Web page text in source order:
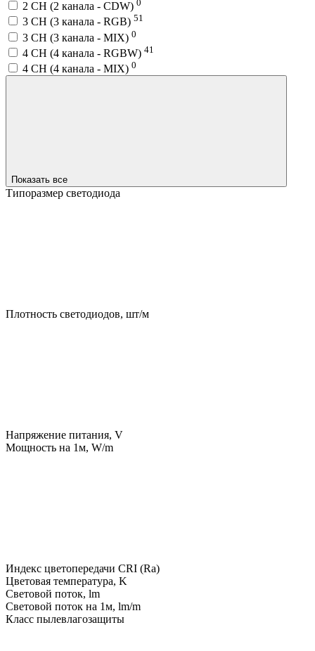
2 CH (2 канала - CDW) 0
3 CH (3 канала - RGB) 51
3 CH (3 канала - MIX) 0
4 CH (4 канала - RGBW) 41
4 CH (4 канала - MIX) 0
Показать все
Типоразмер светодиода
Плотность светодиодов, шт/м
Напряжение питания, V
Мощность на 1м, W/m
Индекс цветопередачи CRI (Ra)
Цветовая температура, K
Световой поток, lm
Световой поток на 1м, lm/m
Класс пылевлагозащиты